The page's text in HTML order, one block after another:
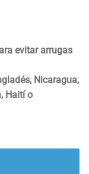
evitar arrugas
Nicaragua,
Haití o